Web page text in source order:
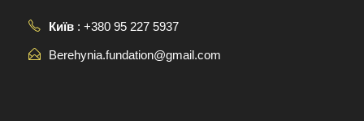
Київ : +380 95 227 5937
Berehynia.fundation@gmail.com